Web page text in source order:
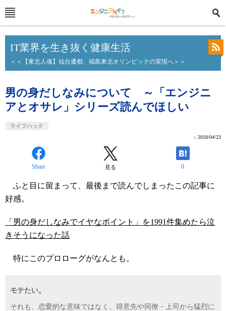
IT業界を生き抜く健康生活
＜＜【東北人魂】仙台遷都、福島東北オリンピックの実現へ＞＞
男の身だしなみについて ～「エンジニ
アとオサレ」シリーズ読んでほしい
ライフハック
» 2018/04/23
Share 見る 0
ふと目に留まって、最後まで読んでしまったこの記事に
好感。
「男の身だしなみでイヤなポイント」を1991件集めたら泣
きそうになった話
特にこのプロローグがなんとも。
モテたい。
それも、恋愛的な意味ではなく、得意先や同僚・上司から猛烈に